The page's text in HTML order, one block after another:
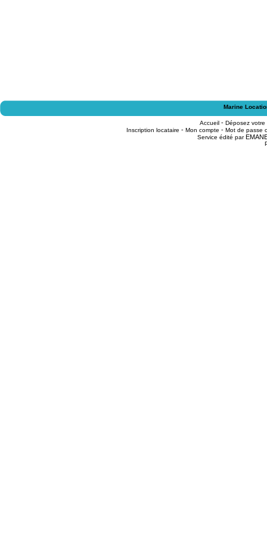
Marine
Accueil - Déposez
Inscription locataire - Mon compte - Mot de passe
Service édité par